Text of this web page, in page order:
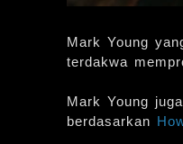
Mark Young
terdakwa
Mark Young
berdasarkan